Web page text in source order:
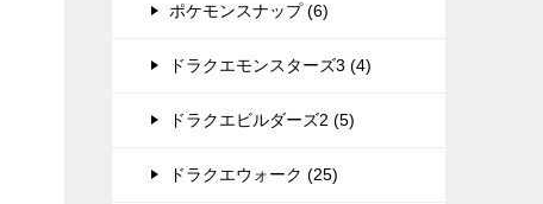
ポケモンスナップ (6)
ドラクエモンスターズ3 (4)
ドラクエビルダーズ2 (5)
ドラクエウォーク (25)